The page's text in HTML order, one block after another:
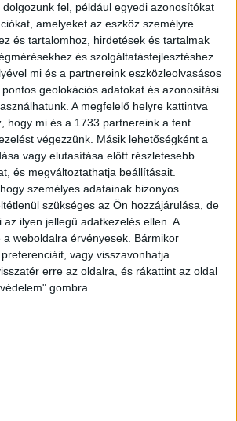
fel, például egyedi azonosítókat
amelyeket az eszköz személyre
és tartalomhoz, hirdetések és tartalmak
és szolgáltatásfejlesztéshez
mi és a partnereink eszközleolvasásos
geolokációs adatokat és azonosítási
A megfelelő helyre kattintva
hogy mi és a 1733 partnereink a fent
végezzünk. Másik lehetőségként a
vagy elutasítása előtt részletesebb
és megváltoztathatja beállításait.
személyes adatainak bizonyos
szükséges az Ön hozzájárulása, de
az ilyen jellegű adatkezelés ellen. A
weboldalra érvényesek. Bármikor
vagy visszavonhatja
erre az oldalra, és rákattint az oldal
gombra.
újrahasznosított mérőszalag.”